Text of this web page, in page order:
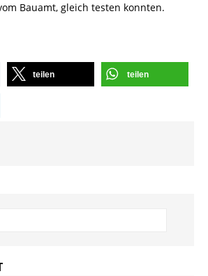
Bauamt, gleich testen konnten.
teilen teilen